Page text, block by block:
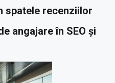
spatele recenziilor
angajare în SEO și